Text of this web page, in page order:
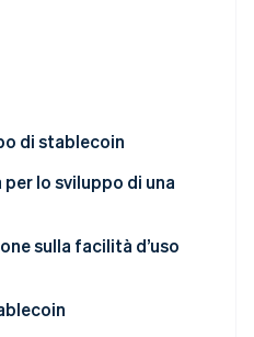
di stablecoin
lo sviluppo di una
contract
sulla facilità d’uso